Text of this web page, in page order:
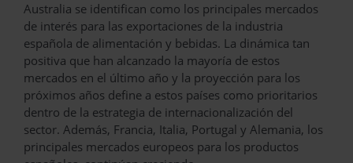
Australia se identifican como los principales mercados
de interés para las exportaciones de la industria
española de alimentación y bebidas. La dinámica tan
positiva que han alcanzado la mayoría de estos
mercados en el último año y la proyección para los
próximos años define a estos países como prioritarios
dentro de la estrategia de internacionalización del
sector. Además, Francia, Italia, Portugal y Alemania, los
principales mercados europeos para los productos